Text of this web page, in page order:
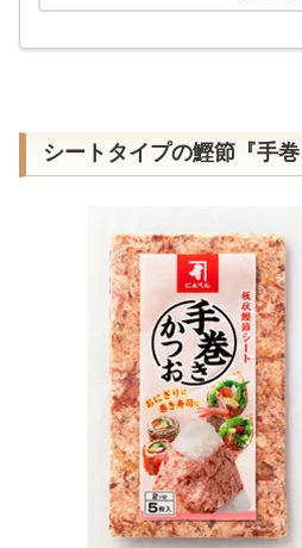
シートタイプの鰹節『手